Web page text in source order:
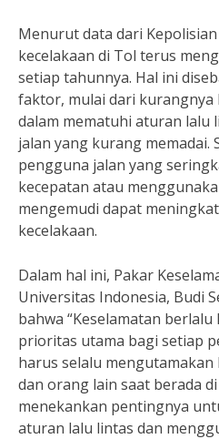
Menurut data dari
kecelakaan di Tol terus
setiap tahunnya. Hal ini
faktor, mulai dari kurangnya
dalam mematuhi aturan lalu
jalan yang kurang memadai.
pengguna jalan yang
kecepatan atau
mengemudi dapat
kecelakaan.
Dalam hal ini, Pakar
Universitas Indonesia, Budi
bahwa “Keselamatan
prioritas utama bagi setiap
harus selalu
dan orang lain saat berada
menekankan pentingnya
aturan lalu lintas dan